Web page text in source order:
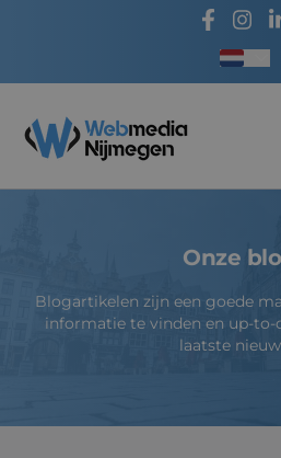
Taal
Webmedia - Nijmegen
Onze
Blogartikelen zijn een goede
informatie te vinden en up-to-
laatste